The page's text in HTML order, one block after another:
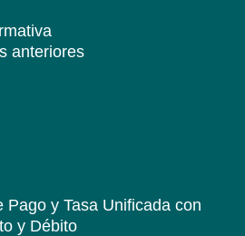
anteriores
Pago y Tasa Unificadacon
y Débito